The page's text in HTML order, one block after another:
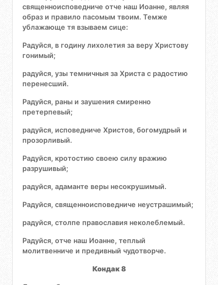
священноисповедниче отче наш Иоанне, являя
образ и правило пасомым твоим. Темже
ублажающе тя взываем сице:
Радуйся, в годину лихолетия за веру Христову
гонимый;
радуйся, узы темничныя за Христа с радостию
перенесший.
Радуйся, раны и заушения смиренно
претерпевый;
радуйся, исповедниче Христов, богомудрый и
прозорливый.
Радуйся, кротостию своею силу вражию
разрушивый;
радуйся, адаманте веры несокрушимый.
Радуйся, священноисповедниче неустрашимый;
радуйся, столпе православия неколеблемый.
Радуйся, отче наш Иоанне, теплый
молитвенниче и предивный чудотворче.
Кондак 8